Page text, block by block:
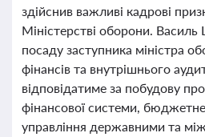
здійснив важливі кадрові
Міністерстві оборони.
посаду заступника міністра
фінансів та внутрішнього
відповідатиме за побудову
фінансової системи,
управління державними та